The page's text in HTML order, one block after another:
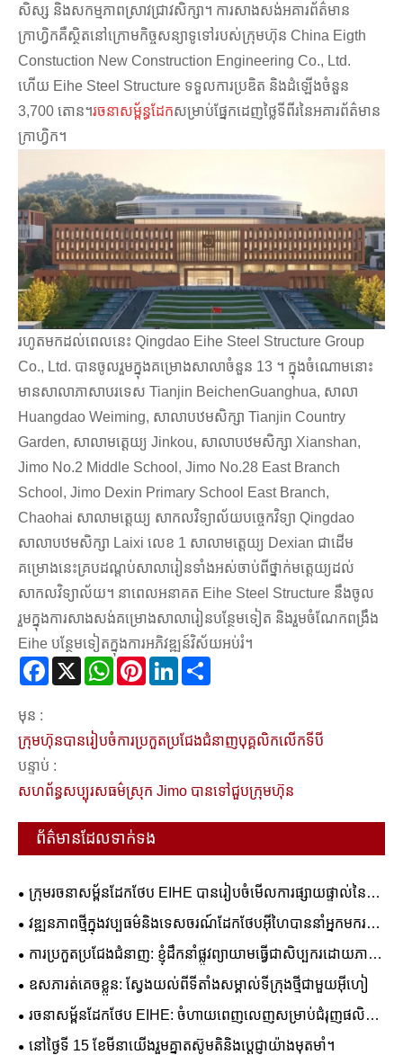
សិស្ស និងសកម្មភាពស្រាវជ្រាវសិក្សា។ ការសាងសង់អគារព័ត៌មាន
ក្រាហ្វិកគឺស្ថិតនៅក្រោមកិច្ចសន្យាទូទៅរបស់ក្រុមហ៊ុន China Eigth
Constuction New Construction Engineering Co., Ltd.
ហើយ Eihe Steel Structure ទទួលការប្រឌិត និងដំឡើងចំនួន
3,700 តោន។រចនាសម្ព័ន្ធដែកសម្រាប់ផ្នែកដេញថ្លៃទីពីរនៃអគារព័ត៌មាន
ក្រាហ្វិក។
រហូតមកដល់ពេលនេះ Qingdao Eihe Steel Structure Group
Co., Ltd. បានចូលរួមក្នុងគម្រោងសាលាចំនួន 13 ។ ក្នុងចំណោមនោះ
មានសាលាភាសាបរទេស Tianjin BeichenGuanghua, សាលា
Huangdao Weiming, សាលាបឋមសិក្សា Tianjin Country
Garden, សាលាមត្តេយ្យ Jinkou, សាលាបឋមសិក្សា Xianshan,
Jimo No.2 Middle School, Jimo No.28 East Branch
School, Jimo Dexin Primary School East Branch,
Chaohai សាលាមត្តេយ្យ សាកលវិទ្យាល័យបច្ចេកវិទ្យា Qingdao
សាលាបឋមសិក្សា Laixi លេខ 1 សាលាមត្តេយ្យ Dexian ជាដើម
គម្រោងនេះគ្របដណ្តប់សាលារៀនទាំងអស់ចាប់ពីថ្នាក់មត្តេយ្យដល់
សាកលវិទ្យាល័យ។ នាពេលអនាគត Eihe Steel Structure នឹងចូល
រួមក្នុងការសាងសង់គម្រោងសាលារៀនបន្ថែមទៀត និងរួមចំណែកពង្រឹង
Eihe បន្ថែមទៀតក្នុងការអភិវឌ្ឍន៍វិស័យអប់រំ។
Facebook
X WhatsAppPinterestLinkedIn
មុន :
ក្រុមហ៊ុនបានរៀបចំការប្រកួតប្រជែងជំនាញបុគ្គលិកលើកទីបី
បន្ទាប់ :
សហព័ន្ធសប្បុរសធម៌ស្រុក Jimo បានទៅជួបក្រុមហ៊ុន
ព័ត៌មានដែលទាក់ទង
ក្រុមរចនាសម្ព័នដែកថែប EIHE បានរៀបចំមើលការផ្សាយផ្ទាល់នៃការ
ចាក់ផ្សាយផ្ទាល់នៃការចាក់សង្កាញ់យោធាទី 93
វឌ្ឍនភាពថ្មីក្នុងវប្បធម៌និងទេសចរណ៍ដែកថែបអ៊ីហៃបាននាំអ្នកមករក
វិមានស្នាដៃដ៏អស្ចារ្យដំបូងបង្អស់។
ការប្រកួតប្រជែងជំនាញ: ខ្ញុំដឹកនាំផ្លូវព្យាយាមធ្វើជាសិប្បករដោយភាព
ក្លាហាន - រចនាសម្ព័នដែក EiHE មានការប្រកួតប្រជែងជំនាញទី 4
ឧសភារត់គេចខ្លួន: ស្វែងយល់ពីទីតាំងសម្គាល់ទីក្រុងថ្មីជាមួយអ៊ីហៀ
រចនាសម្ព័នដែកថែប EIHE: ចំហាយពេញលេញសម្រាប់ជំរុញផលិត
កម្មខិតខំឈានដល់កម្ពស់ថ្មី។
នៅថ្ងៃទី 15 ខែមីនាយើងរួមគ្នាតស៊ូមតិនិងប្តេជ្ញាយ៉ាងមុតមាំ។